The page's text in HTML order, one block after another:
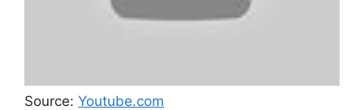
Source: Youtube.com